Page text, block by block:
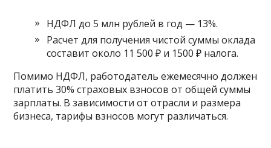
НДФЛ до 5 млн рублей в год — 13%.
Расчет для получения чистой суммы оклада
составит около 11 500 ₽ и 1500 ₽ налога.
Помимо НДФЛ, работодатель ежемесячно должен
платить 30% страховых взносов от общей суммы
зарплаты. В зависимости от отрасли и размера
бизнеса, тарифы взносов могут различаться.